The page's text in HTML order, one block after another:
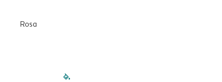
Rosa
filled-pagination